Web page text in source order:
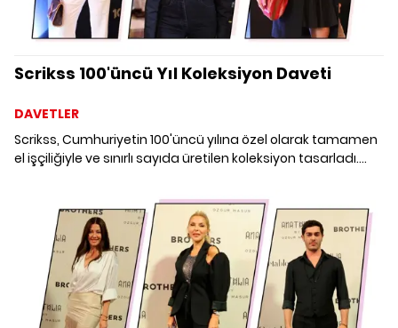
Scrikss 100'üncü Yıl Koleksiyon Daveti
DAVETLER
Scrikss, Cumhuriyetin 100'üncü yılına özel olarak tamamen
el işçiliğiyle ve sınırlı sayıda üretilen koleksiyon tasarladı.
köklerini yansıtan detayların ince ince işlendiği kalemler
som altın, som gümüş, elmas ve pırlantalar kullanılarak
üretildi.